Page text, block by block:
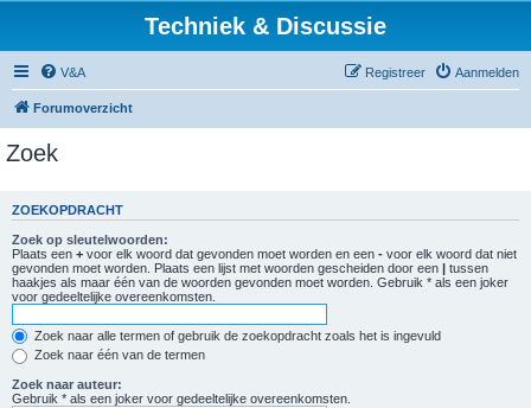
Techniek & Discussie
V&A Aanmelden
Registreer
Forumoverzicht
Zoek
ZOEKOPDRACHT
Zoek op sleutelwoorden:
Plaats een + voor elk woord dat gevonden moet worden en een - voor elk woord dat niet
gevonden moet worden. Plaats een lijst met woorden gescheiden door een | tussen
haakjes als maar één van de woorden gevonden moet worden. Gebruik * als een joker
voor gedeeltelijke overeenkomsten.
Zoek naar alle termen of gebruik de zoekopdracht zoals het is ingevuld
Zoek naar één van de termen
Zoek naar auteur:
Gebruik * als een joker voor gedeeltelijke overeenkomsten.